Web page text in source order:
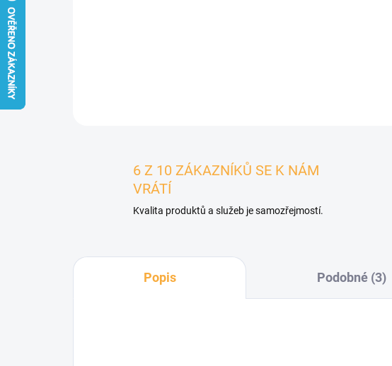
6 Z 10 ZÁKAZNÍKŮ SE K NÁM
VRÁTÍ
Kvalita produktů a služeb je samozřejmostí.
Popis Podobné (3)